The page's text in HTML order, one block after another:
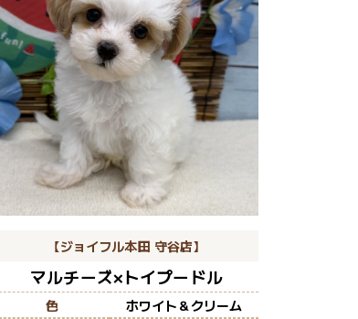
【ジョイフル本田 守谷店】
マルチーズ×トイプードル
色
ホワイト＆クリーム